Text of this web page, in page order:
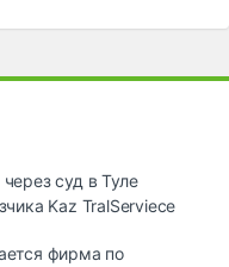
суд в Туле
Kaz TralServiece
фирма по